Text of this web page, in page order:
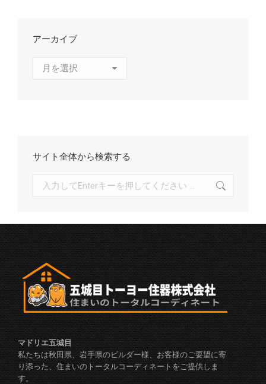
アーカイブ
サイト全体から検索する
マドリエ五城目
私たちは秋田県、岩手県のビルダー様、お客様のご要望に寄
り添った、住まいのトータルコーディネートをご提供しま
す。